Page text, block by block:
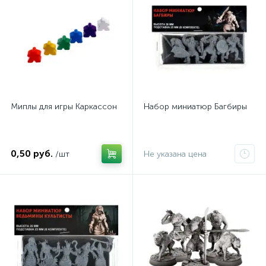
Миплы для игры Каркассон
0,50 руб. /шт
Набор миниатюр Багбиры
Не указана цена